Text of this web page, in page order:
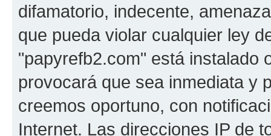
difamatorio, indecente,
que pueda violar cualquier ley
"papyrefb2.com" está instalado
provocará que sea inmediata y
creemos oportuno, con
Internet. Las direcciones IP de